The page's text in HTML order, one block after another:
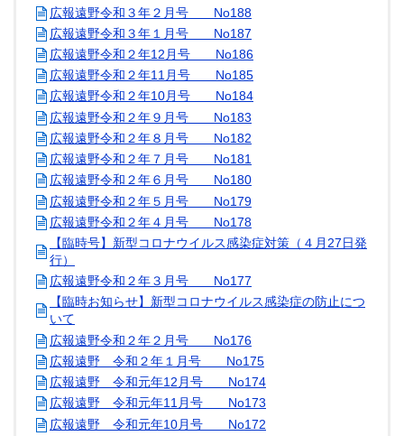
広報遠野令和３年２月号 No188
広報遠野令和３年１月号 No187
広報遠野令和２年12月号 No186
広報遠野令和２年11月号 No185
広報遠野令和２年10月号 No184
広報遠野令和２年９月号 No183
広報遠野令和２年８月号 No182
広報遠野令和２年７月号 No181
広報遠野令和２年６月号 No180
広報遠野令和２年５月号 No179
広報遠野令和２年４月号 No178
【臨時号】新型コロナウイルス感染症対策（４月27日発
行）
広報遠野令和２年３月号 No177
【臨時お知らせ】新型コロナウイルス感染症の防止につ
いて
広報遠野令和２年２月号 No176
広報遠野 令和２年１月号 No175
広報遠野 令和元年12月号 No174
広報遠野 令和元年11月号 No173
広報遠野 令和元年10月号 No172